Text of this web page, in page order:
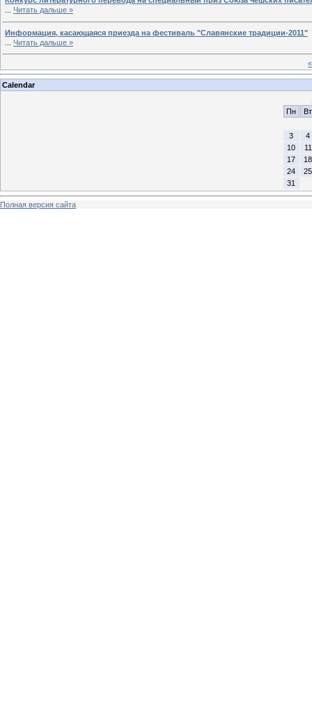
Читать дальше »
Информация, касающаяся приезда на фестиваль "Славянские традиции-2011"
Читать дальше »
«
Calendar
Пн
Вт
3
4
10
11
17
18
24
25
31
Полная версия сайта